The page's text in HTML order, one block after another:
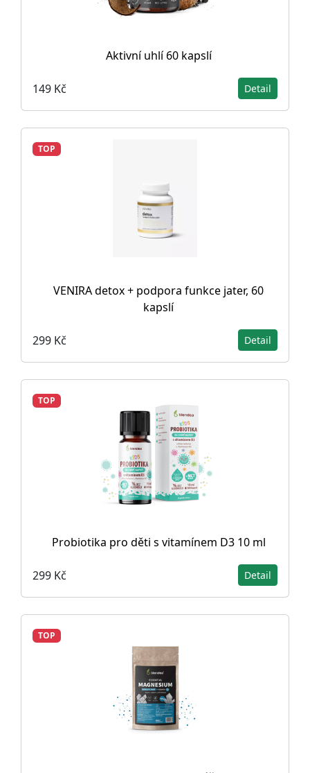
Aktivní uhlí 60 kapslí
149 Kč Detail
TOP
VENIRA detox + podpora funkce jater, 60
kapslí
299 Kč Detail
TOP
Probiotika pro děti s vitamínem D3 10 ml
299 Kč Detail
TOP